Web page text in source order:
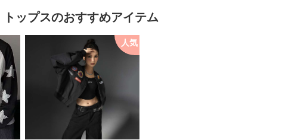
トップスのおすすめアイテム
人気